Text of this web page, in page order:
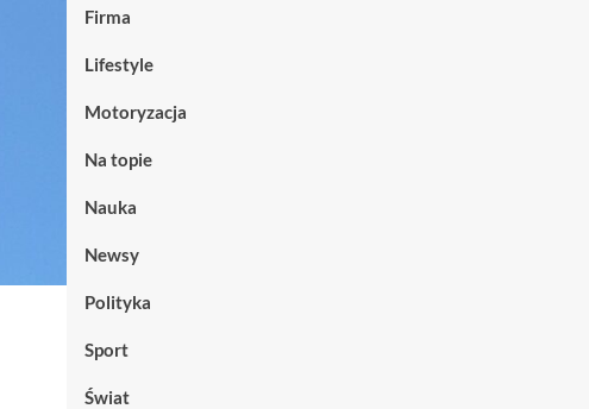
Firma
Lifestyle
Motoryzacja
Na topie
Nauka
Newsy
Polityka
Sport
Świat